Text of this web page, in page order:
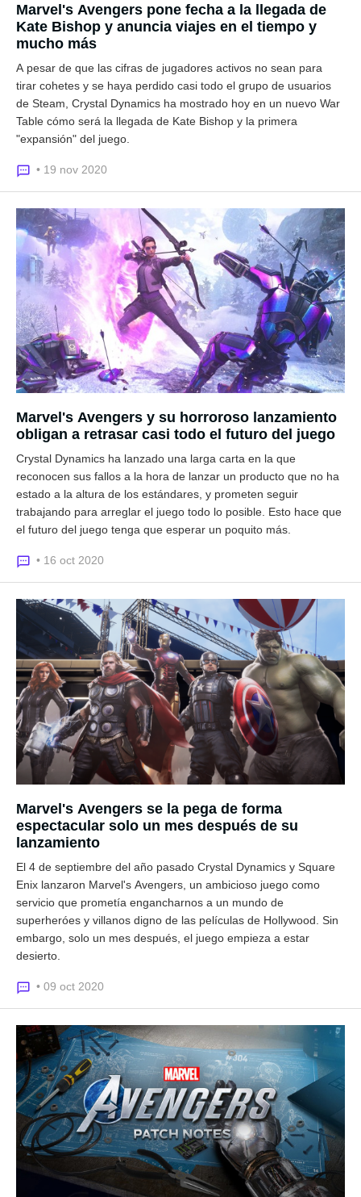
Marvel's Avengers pone fecha a la llegada de
Kate Bishop y anuncia viajes en el tiempo y
mucho más
A pesar de que las cifras de jugadores activos no sean para
tirar cohetes y se haya perdido casi todo el grupo de usuarios
de Steam, Crystal Dynamics ha mostrado hoy en un nuevo War
Table cómo será la llegada de Kate Bishop y la primera
"expansión" del juego.
• 19 nov 2020
Marvel's Avengers y su horroroso lanzamiento
obligan a retrasar casi todo el futuro del juego
Crystal Dynamics ha lanzado una larga carta en la que
reconocen sus fallos a la hora de lanzar un producto que no ha
estado a la altura de los estándares, y prometen seguir
trabajando para arreglar el juego todo lo posible. Esto hace que
el futuro del juego tenga que esperar un poquito más.
• 16 oct 2020
Marvel's Avengers se la pega de forma
espectacular solo un mes después de su
lanzamiento
El 4 de septiembre del año pasado Crystal Dynamics y Square
Enix lanzaron Marvel's Avengers, un ambicioso juego como
servicio que prometía engancharnos a un mundo de
superheróes y villanos digno de las películas de Hollywood. Sin
embargo, solo un mes después, el juego empieza a estar
desierto.
• 09 oct 2020